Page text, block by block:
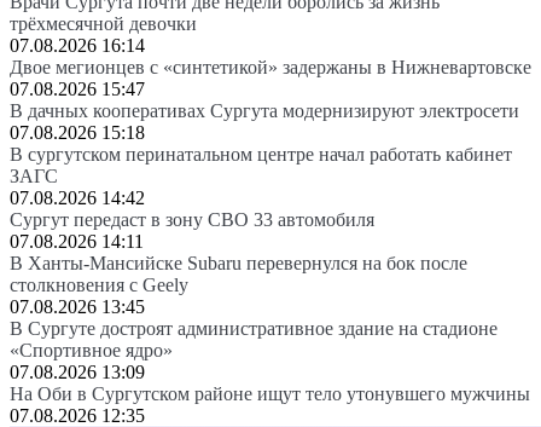
трёхмесячной девочки
07.08.2026 16:14
Двое мегионцев с «синтетикой» задержаны в Нижневартовске
07.08.2026 15:47
В дачных кооперативах Сургута модернизируют электросети
07.08.2026 15:18
В сургутском перинатальном центре начал работать кабинет
ЗАГС
07.08.2026 14:42
Сургут передаст в зону СВО 33 автомобиля
07.08.2026 14:11
В Ханты-Мансийске Subaru перевернулся на бок после
столкновения с Geely
07.08.2026 13:45
В Сургуте достроят административное здание на стадионе
«Спортивное ядро»
07.08.2026 13:09
На Оби в Сургутском районе ищут тело утонувшего мужчины
07.08.2026 12:35